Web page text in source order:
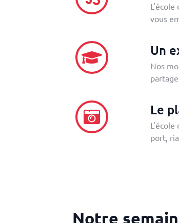
L'école
vous
Un
Nos
Le
L'école
port,
Notre